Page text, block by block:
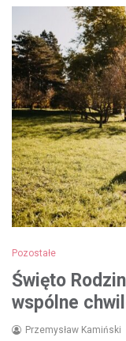
Pozostałe
Święto
wspólne
Przemysław Kamiński